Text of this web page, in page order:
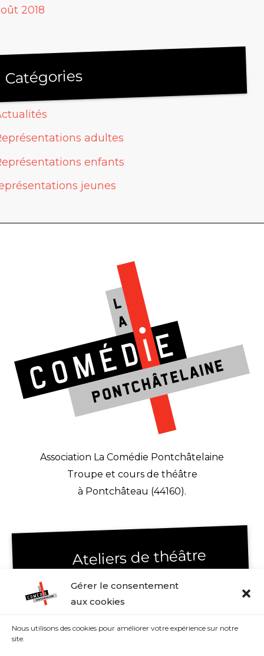
Gérer le consentement
aux cookies
Nous utilisons des cookies pour améliorer votre expérience sur notre
site.
2018
Catégories
adultes
enfants
jeunes
Association La Comédie Pontchâtelaine
Troupe et cours de théâtre
à Pontchâteau (44160).
Ateliers de théâtre
Ateliers de théâtre enfants & jeunes
Ateliers de théâtre adultes
Histoire de la Comédie